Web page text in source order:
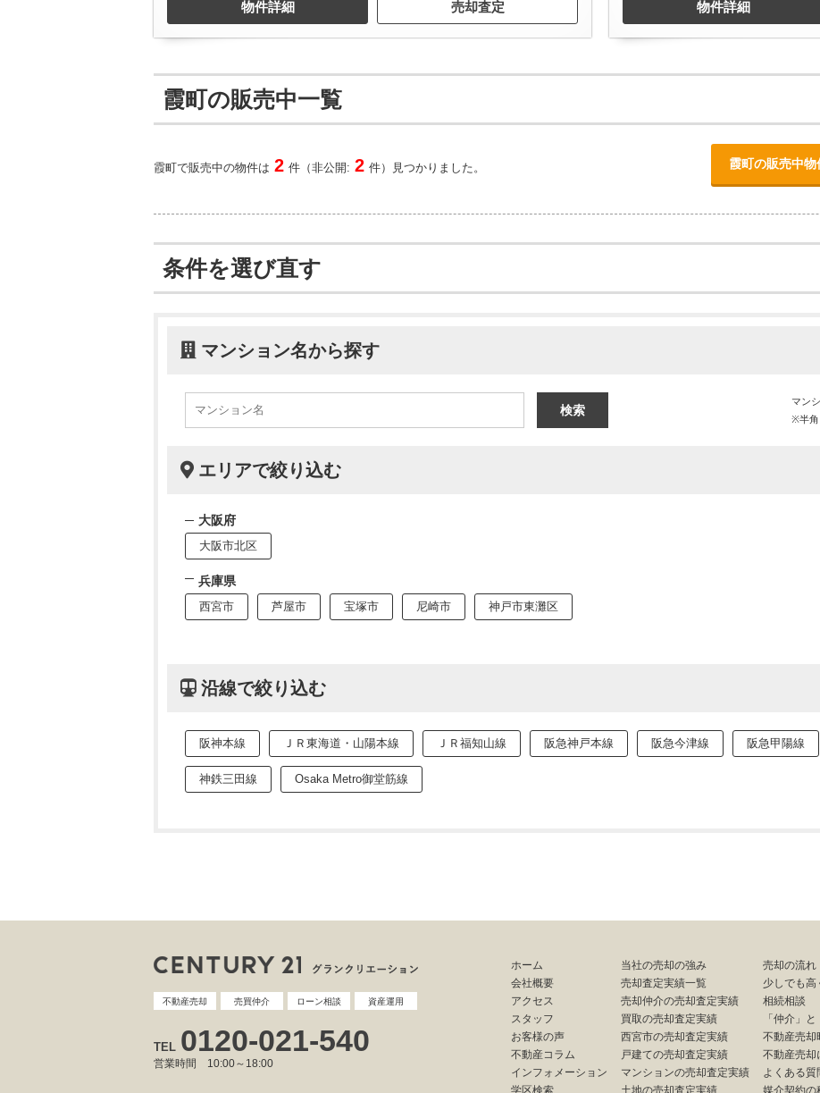
物件詳細 売却査定 物件詳細
霞町の販売中一覧
霞町で販売中の物件は 2 件（非公開: 2 件）見つかりました。 霞町の販売中
条件を選び直す
マンション名から探す
マン
※半角
エリアで絞り込む
大阪府
大阪市北区
兵庫県
西宮市 芦屋市 宝塚市 尼崎市 神戸市東灘区
沿線で絞り込む
阪神本線 ＪＲ東海道・山陽本線 ＪＲ福知山線 阪急神戸本線 阪急今津線 阪急甲陽線
神鉄三田線 Osaka Metro御堂筋線
不動産売却 売買仲介 ローン相談 資産運用
TEL 0120-021-540
営業時間 10:00～18:00
ホーム
会社概要
アクセス
スタッフ
お客様の声
不動産コラム
インフォメーション
学区検索
当社の売却の強み
売却査定実績一覧
売却仲介の売却査定実績
買取の売却査定実績
西宮市の売却査定実績
戸建ての売却査定実績
マンションの売却査定実績
土地の売却査定実績
売却の流れ
少しでも高
相続相談
「仲介」
不動産売却
不動産売却
よくある質
媒介契約の